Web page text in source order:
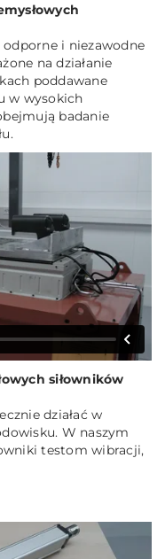
odporne i niezawodne
na działanie
poddawane
w wysokich
badanie
siłowników
działać w
W naszym
testom wibracji,